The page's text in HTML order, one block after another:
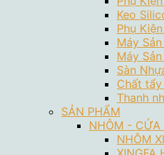
Keo
Phụ
Máy
Máy
Sàn
Chất tẩy
Thanh
SẢN PHẨM
NHÔM - CỬA
NHÔM